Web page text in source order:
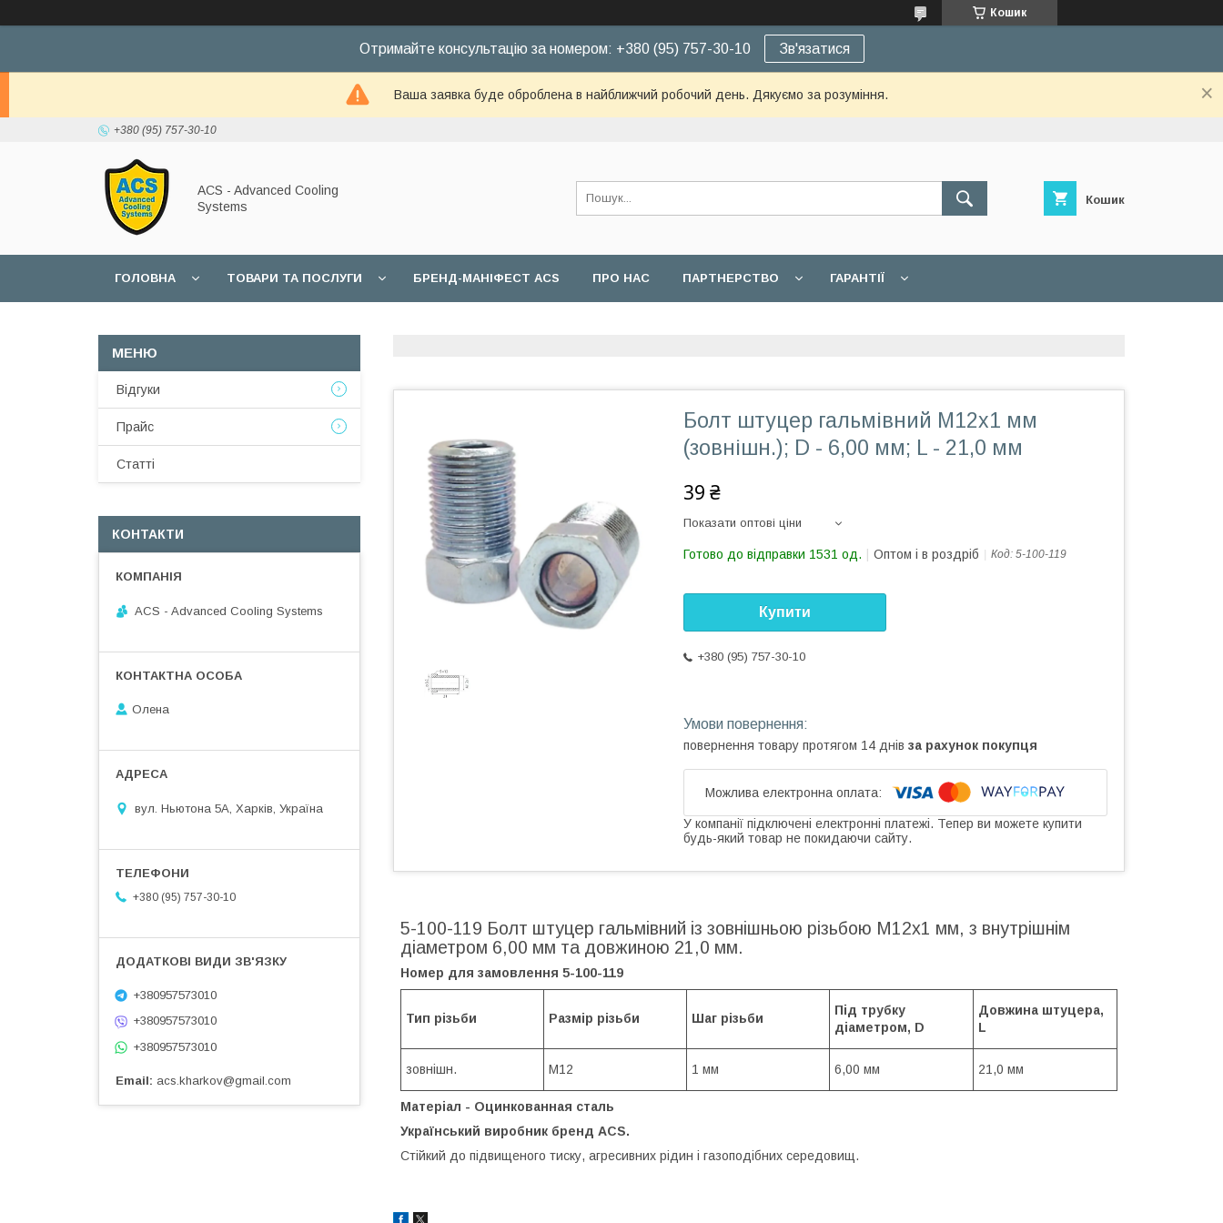
Кошик
Отримайте консультацію за номером: +380 (95) 757-30-10 Зв'язатися
Ваша заявка буде оброблена в найближчий робочий день. Дякуємо за розуміння.
+380 (95) 757-30-10
ACS - Advanced Cooling
Systems
Кошик
ГОЛОВНА ТОВАРИ ТА ПОСЛУГИ БРЕНД-МАНІФЕСТ ACS ПРО НАС ПАРТНЕРСТВО ГАРАНТІЇ
Болт штуцер гальмівний М12х1 мм
(зовнішн.); D - 6,00 мм; L - 21,0 мм
39 ₴
Показати оптові ціни
Готово до відправки 1531 од. Оптом і в роздріб Код: 5-100-119
Купити
+380 (95) 757-30-10
повернення товару протягом 14 днів за рахунок покупця
У компанії підключені електронні платежі. Тепер ви можете купити
будь-який товар не покидаючи сайту.
5-100-119 Болт штуцер гальмівний із зовнішньою різьбою М12х1 мм, з внутрішнім
діаметром 6,00 мм та довжиною 21,0 мм.
Номер для замовлення 5-100-119
Тип різьби Размiр рiзьби Шаг рiзьби
Під трубку
діаметром, D
Довжина штуцера,
L
зовнішн. М12 1 мм 6,00 мм 21,0 мм
Матеріал - Оцинкованная сталь
Український виробник бренд ACS.
Стійкий до підвищеного тиску, агресивних рідин і газоподібних середовищ.
Відгуки
Прайс
Статті
КОНТАКТИ
ACS - Advanced Cooling Systems
Олена
вул. Ньютона 5А, Харків, Україна
+380 (95) 757-30-10
+380957573010
+380957573010
+380957573010
Email acs.kharkov@gmail.com